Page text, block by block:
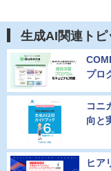
生成AI関連トピ
プロ
コニ
向と
ヒア